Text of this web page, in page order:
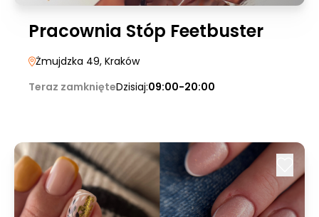
Pracownia Stóp Feetbuster
Żmujdzka 49, Kraków
Teraz zamknięteDzisiaj:09:00-20:00